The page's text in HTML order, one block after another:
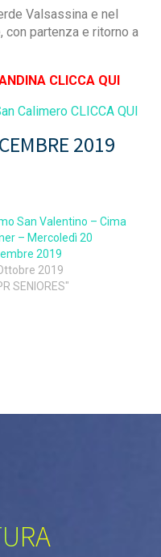
Valsassina e nel
con partenza e ritorno a
CLICCA QUI
Calimero CLICCA QUI
2019
San Valentino – Cima
– Mercoledì 20
2019
2019
SENIORES"